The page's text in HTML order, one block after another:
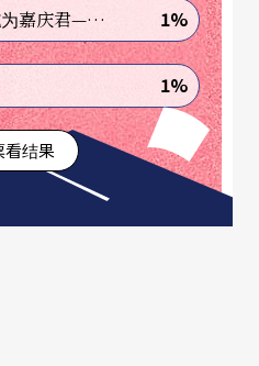
都变得较「形象」化了，
的尾声，不同声部中嵌入
，象征意义清晰不过。当
介绍，不大可能知道此乐
龙和作曲家自己的英文名
赖宜絜的古筝则以在中
流不简单
《转生到异世界成为嘉庆君—发现我的祖先是诈骗集团!?》 1%
1%
看结果